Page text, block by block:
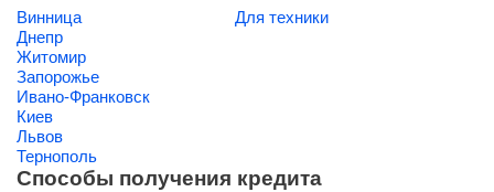
Винница
Днепр
Житомир
Запорожье
Ивано-Франковск
Киев
Львов
Тернополь
Для техники
Способы получения кредита